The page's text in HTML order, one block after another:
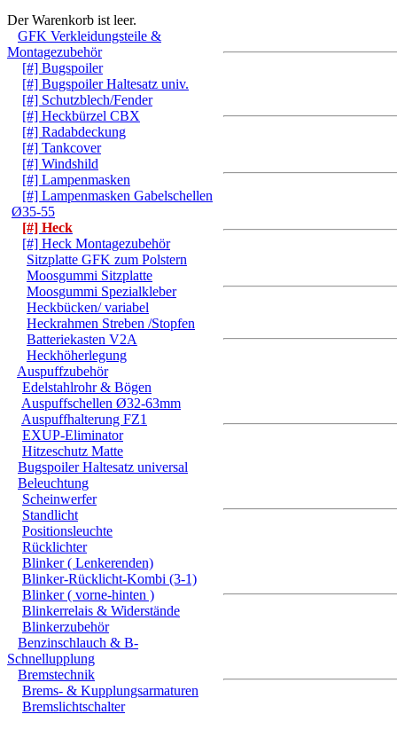
Der Warenkorb ist leer.
GFK Verkleidungsteile &
Montagezubehör
[#] Bugspoiler
[#] Bugspoiler Haltesatz univ.
[#] Schutzblech/Fender
[#] Heckbürzel CBX
[#] Radabdeckung
[#] Tankcover
[#] Windshild
[#] Lampenmasken
[#] Lampenmasken Gabelschellen
Ø35-55
[#] Heck
[#] Heck Montagezubehör
Sitzplatte GFK zum Polstern
Moosgummi Sitzplatte
Moosgummi Spezialkleber
Heckbücken/ variabel
Heckrahmen Streben /Stopfen
Batteriekasten V2A
Heckhöherlegung
Auspuffzubehör
Edelstahlrohr & Bögen
Auspuffschellen Ø32-63mm
Auspuffhalterung FZ1
EXUP-Eliminator
Hitzeschutz Matte
Bugspoiler Haltesatz universal
Beleuchtung
Scheinwerfer
Standlicht
Positionsleuchte
Rücklichter
Blinker ( Lenkerenden)
Blinker-Rücklicht-Kombi (3-1)
Blinker ( vorne-hinten )
Blinkerrelais & Widerstände
Blinkerzubehör
Benzinschlauch & B-
Schnellupplung
Bremstechnik
Brems- & Kupplungsarmaturen
Bremslichtschalter